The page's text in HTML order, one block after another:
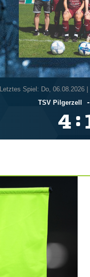
Letztes Spiel: Do, 06.08.2026|
TSV Pilgerzell
-
 :